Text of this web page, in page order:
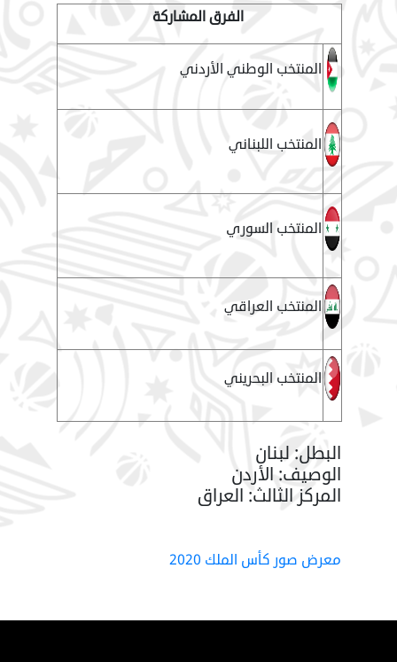
الفرق المشاركة
المنتخب الوطني الأردني
المنتخب اللبناني
المنتخب السوري
المنتخب العراقي
المنتخب البحريني
البطل: لبنان
الوصيف: الأردن
المركز الثالث: العراق
معرض صور كأس الملك 2020